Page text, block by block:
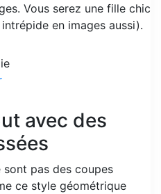
Vous serez une fille chic
en images aussi).
avec des
sont pas des coupes
ce style géométrique